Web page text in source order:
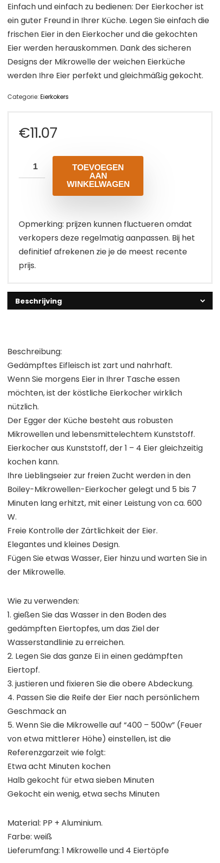
Einfach und einfach zu bedienen: Der Eierkocher ist
ein guter Freund in Ihrer Küche. Legen Sie einfach die
frischen Eier in den Eierkocher und die gekochten
Eier werden herauskommen. Dank des sicheren
Designs der Mikrowelle der weichen Eierküche
werden Ihre Eier perfekt und gleichmäßig gekocht.
Categorie: Eierkokers
€11.07
TOEVOEGEN
AAN
WINKELWAGEN
Opmerking: prijzen kunnen fluctueren omdat
verkopers deze regelmatig aanpassen. Bij het
definitief afrekenen zie je de meest recente
prijs.
Beschrijving
Beschreibung:
Gedämpftes Eifleisch ist zart und nahrhaft.
Wenn Sie morgens Eier in Ihrer Tasche essen
möchten, ist der köstliche Eierkocher wirklich
nützlich.
Der Egger der Küche besteht aus robusten
Mikrowellen und lebensmittelechtem Kunststoff.
Eierkocher aus Kunststoff, der 1 – 4 Eier gleichzeitig
kochen kann.
Ihre Lieblingseier zur freien Zucht werden in den
Boiley-Mikrowellen-Eierkocher gelegt und 5 bis 7
Minuten lang erhitzt, mit einer Leistung von ca. 600
W.
Freie Kontrolle der Zärtlichkeit der Eier.
Elegantes und kleines Design.
Fügen Sie etwas Wasser, Eier hinzu und warten Sie in
der Mikrowelle.
Wie zu verwenden:
1. gießen Sie das Wasser in den Boden des
gedämpften Eiertopfes, um das Ziel der
Wasserstandlinie zu erreichen.
2. Legen Sie das ganze Ei in einen gedämpften
Eiertopf.
3. justieren und fixieren Sie die obere Abdeckung.
4. Passen Sie die Reife der Eier nach persönlichem
Geschmack an
5. Wenn Sie die Mikrowelle auf “400 – 500w” (Feuer
von etwa mittlerer Höhe) einstellen, ist die
Referenzgarzeit wie folgt:
Etwa acht Minuten kochen
Halb gekocht für etwa sieben Minuten
Gekocht ein wenig, etwa sechs Minuten
Material: PP + Aluminium.
Farbe: weiß
Lieferumfang: 1 Mikrowelle und 4 Eiertöpfe